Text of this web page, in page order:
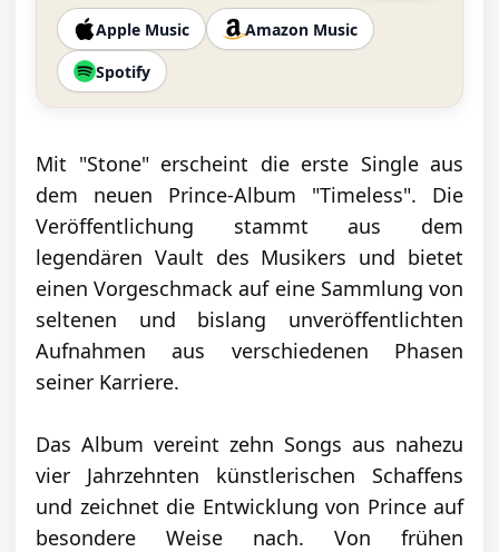
Apple Music
Amazon Music
Spotify
Mit "Stone" erscheint die erste Single aus
dem neuen Prince-Album "Timeless". Die
Veröffentlichung stammt aus dem
legendären Vault des Musikers und bietet
einen Vorgeschmack auf eine Sammlung von
seltenen und bislang unveröffentlichten
Aufnahmen aus verschiedenen Phasen
seiner Karriere.
Das Album vereint zehn Songs aus nahezu
vier Jahrzehnten künstlerischen Schaffens
und zeichnet die Entwicklung von Prince auf
besondere Weise nach. Von frühen